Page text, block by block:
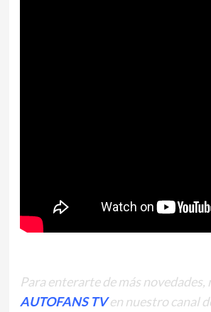
Para enterarte de más novedades,
AUTOFANS TVen nuestrocanal